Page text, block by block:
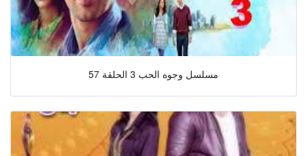
مسلسل وجوه الحب 3 الحلقة 57